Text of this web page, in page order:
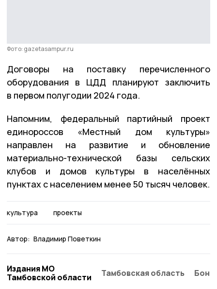
Фото: gazetasampur.ru
Договоры на поставку перечисленного
оборудования в ЦДД планируют заключить
в первом полугодии 2024 года.
Напомним, федеральный партийный проект
единороссов «Местный дом культуры»
направлен на развитие и обновление
материально-технической базы сельских
клубов и домов культуры в населённых
пунктах с населением менее 50 тысяч человек.
культура проекты
Автор: Владимир Поветкин
Издания МО
Тамбовской области
Тамбовская область